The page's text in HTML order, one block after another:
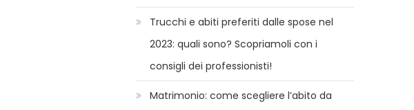
Trucchi e abiti preferiti dalle spose nel
2023: quali sono? Scopriamoli con i
consigli dei professionisti!
Matrimonio: come scegliere l’abito da